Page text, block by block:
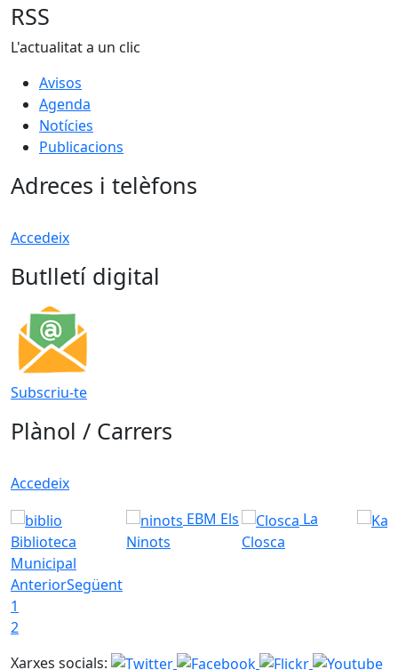
RSS
L'actualitat a un clic
Avisos
Agenda
Notícies
Publicacions
Adreces i telèfons
Accedeix
Butlletí digital
Subscriu-te
Plànol / Carrers
Accedeix
Biblioteca
Municipal
EBM Els
Ninots
La
Closca
AnteriorSegüent
1
2
Xarxes socials: